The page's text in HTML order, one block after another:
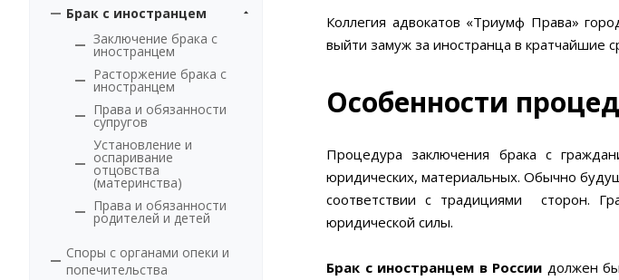
Брак с иностранцем
Заключение брака с
иностранцем
Расторжение брака с
иностранцем
Права и обязанности
супругов
Установление и
оспаривание
отцовства
(материнства)
Права и обязанности
родителей и детей
Споры с органами опеки и
попечительства
Коллегия адвокатов «Триумф Права»
выйти замуж за иностранца в кратчайшие
Особенности
Процедура заключения брака с
юридических, материальных. Обычно
соответствии с традициями сторон.
юридической силы.
Брак с иностранцем в России должен